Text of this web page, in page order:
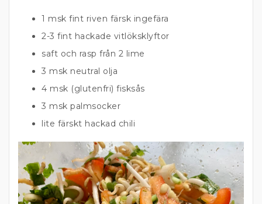
1 msk fint riven färsk ingefära
2-3 fint hackade vitlöksklyftor
saft och rasp från 2 lime
3 msk neutral olja
4 msk (glutenfri) fisksås
3 msk palmsocker
lite färskt hackad chili